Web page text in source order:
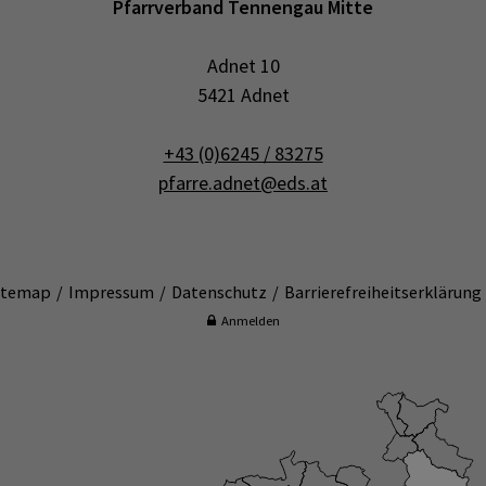
Pfarrverband Tennengau Mitte
Adnet 10
5421 Adnet
+43 (0)6245 / 83275
pfarre.adnet@eds.at
Impressum Datenschutz
Anmelden